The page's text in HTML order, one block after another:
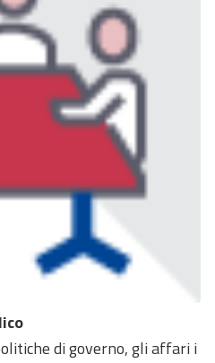
di governo, gli affari i